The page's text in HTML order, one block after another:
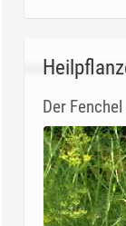
Der